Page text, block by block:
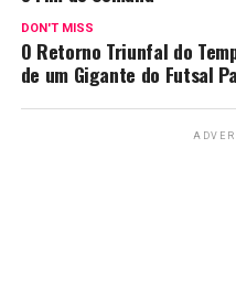
DON'T MISS
O Retorno Triunfal do
de um Gigante do Futsal